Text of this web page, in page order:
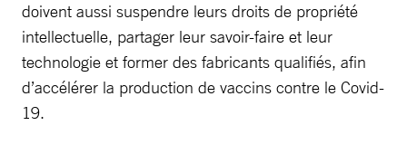
doivent aussi suspendre leurs droits de propriété
intellectuelle, partager leur savoir-faire et leur
technologie et former des fabricants qualifiés, afin
d’accélérer la production de vaccins contre le Covid-
19.